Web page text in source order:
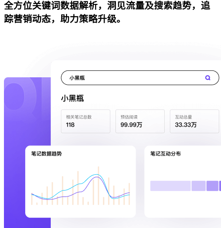
全方位关键词数据解析，洞见流量及搜索趋势，追
踪营销动态，助力策略升级。